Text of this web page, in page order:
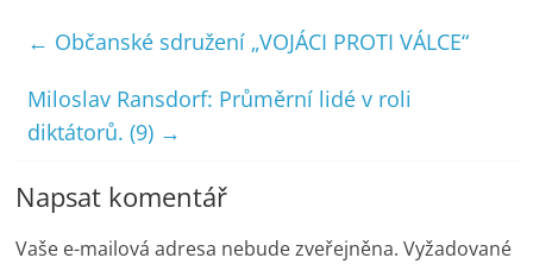
← Občanské sdružení „VOJÁCI PROTI VÁLCE“
Miloslav Ransdorf: Průměrní lidé v roli
diktátorů. (9) →
Napsat komentář
Vaše e-mailová adresa nebude zveřejněna. Vyžadované